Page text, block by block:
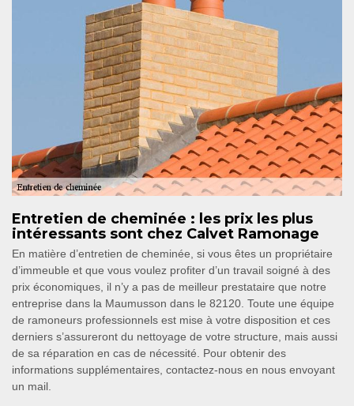
Entretien de cheminée : les prix les plus
intéressants sont chez Calvet Ramonage
En matière d’entretien de cheminée, si vous êtes un propriétaire
d’immeuble et que vous voulez profiter d’un travail soigné à des
prix économiques, il n’y a pas de meilleur prestataire que notre
entreprise dans la Maumusson dans le 82120. Toute une équipe
de ramoneurs professionnels est mise à votre disposition et ces
derniers s’assureront du nettoyage de votre structure, mais aussi
de sa réparation en cas de nécessité. Pour obtenir des
informations supplémentaires, contactez-nous en nous envoyant
un mail.